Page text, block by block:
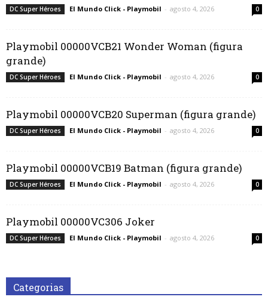
DC Super Héroes El Mundo Click - Playmobil - agosto 4, 2026 0
Playmobil 00000VCB21 Wonder Woman (figura
grande)
DC Super Héroes El Mundo Click - Playmobil - agosto 4, 2026 0
Playmobil 00000VCB20 Superman (figura grande)
DC Super Héroes El Mundo Click - Playmobil - agosto 4, 2026 0
Playmobil 00000VCB19 Batman (figura grande)
DC Super Héroes El Mundo Click - Playmobil - agosto 4, 2026 0
Playmobil 00000VC306 Joker
DC Super Héroes El Mundo Click - Playmobil - agosto 4, 2026 0
Categorias